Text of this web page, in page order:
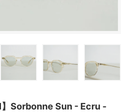
】Sorbonne Sun - Ecru -